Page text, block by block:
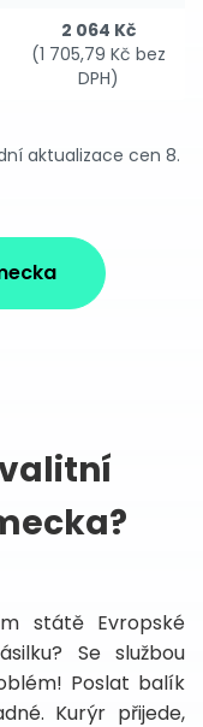
2 064 Kč
(1 705,79 Kč bez
DPH)
aktualizace cen 8.
státě Evropské
Se službou
Poslat balík
Kurýr přijede,